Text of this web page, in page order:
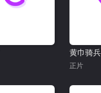
黄巾骑
正片